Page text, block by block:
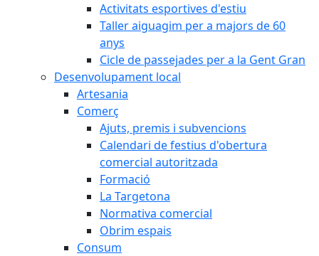
Activitats esportives d'estiu
Taller aiguagim per a majors de 60
anys
Cicle de passejades per a la Gent Gran
Desenvolupament local
Artesania
Comerç
Ajuts, premis i subvencions
Calendari de festius d'obertura
comercial autoritzada
Formació
La Targetona
Normativa comercial
Obrim espais
Consum